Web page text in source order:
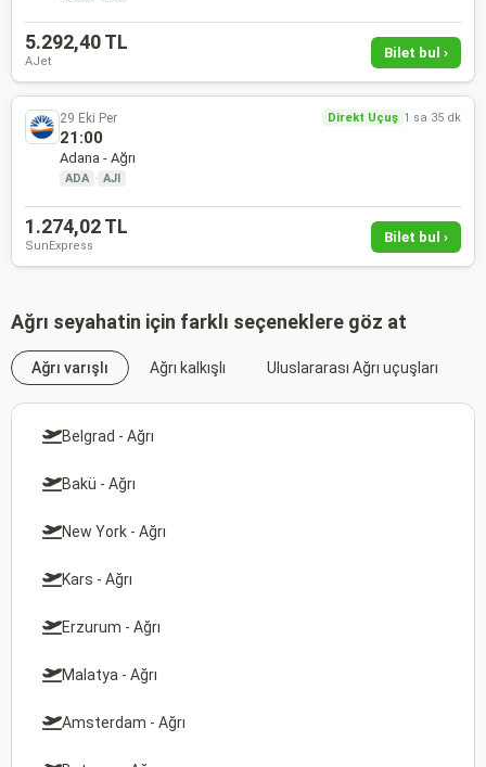
5.292,40 TL
AJet
Bilet bul ›
29 Eki Per Direkt Uçuş 1 sa 35 dk
21:00
Adana - Ağrı
ADA · AJI
1.274,02 TL
SunExpress
Bilet bul ›
Ağrı seyahatin için farklı seçeneklere göz at
Ağrı varışlı Ağrı kalkışlı Uluslararası Ağrı uçuşları
Belgrad - Ağrı
Bakü - Ağrı
New York - Ağrı
Kars - Ağrı
Erzurum - Ağrı
Malatya - Ağrı
Amsterdam - Ağrı